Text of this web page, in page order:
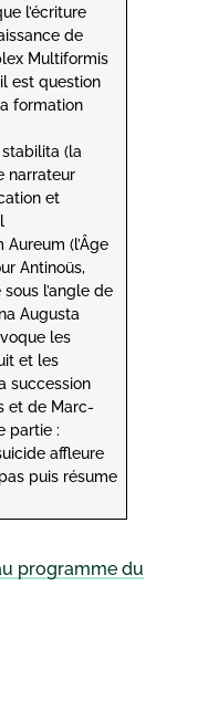
l’écriture
de
Multiformis
est question
formation
(la
narrateur
et
(l’Âge
Antinoüs,
l’angle de
Augusta
les
et les
succession
et de Marc-
partie :
affleure
puis résume
programme du